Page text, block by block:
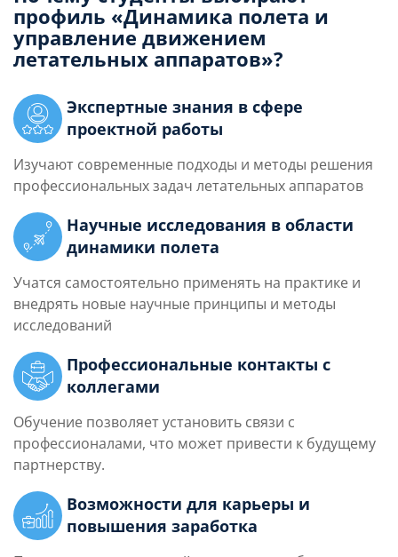
профиль «Динамика полета и
управление движением
летательных аппаратов»?
Экспертные знания в сфере
проектной работы
Изучают современные подходы и методы решения
профессиональных задач летательных аппаратов
Научные исследования в области
динамики полета
Учатся самостоятельно применять на практике и
внедрять новые научные принципы и методы
исследований
Профессиональные контакты с
коллегами
Обучение позволяет установить связи с
профессионалами, что может привести к будущему
партнерству.
Возможности для карьеры и
повышения заработка